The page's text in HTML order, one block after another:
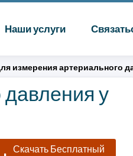
Наши услуги
измерения артериального
у
Скачать Бесплатный